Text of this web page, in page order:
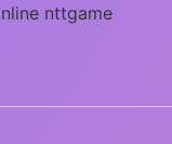
nttgame